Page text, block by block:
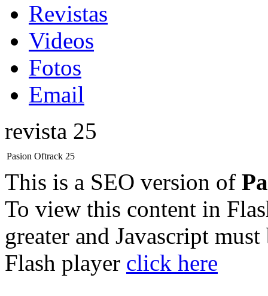
Revistas
Videos
Fotos
Email
revista 25
Pasion Oftrack 25
This is a SEO version of
To view this content in
greater and Javascript
Flash player click here